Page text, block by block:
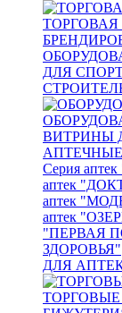
ТОРГОВАЯ
ДЛЯ
ВИТРИНЫ
Серия
аптек
аптек
аптек
"ПЕРВАЯ
ЗДОРОВЬЯ"
ДЛЯ